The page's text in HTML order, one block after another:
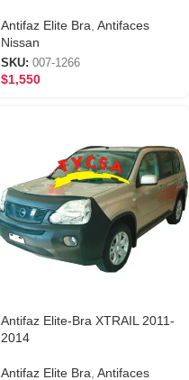
Antifaz Elite Bra Antifaces
Nissan
SKU: 007-1266
$1,550
Antifaz Elite-Bra XTRAIL 2011-
2014
Antifaz Elite Bra, Antifaces